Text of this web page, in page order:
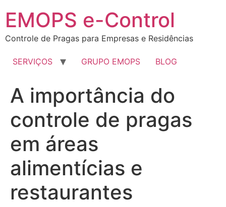
EMOPS e-Control
Controle de Pragas para Empresas e Residências
SERVIÇOS GRUPO EMOPS BLOG
A importância do
controle de pragas
em áreas
alimentícias e
restaurantes